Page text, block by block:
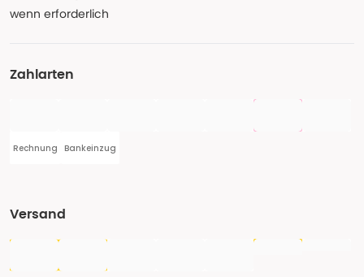
wenn erforderlich
Zahlarten
Rechnung Bankeinzug
Versand